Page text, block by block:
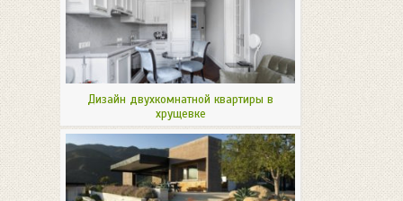
Дизайн двухкомнатной квартиры в
хрущевке